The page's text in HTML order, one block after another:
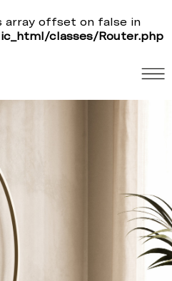
array offset on false in
classes/Router.php